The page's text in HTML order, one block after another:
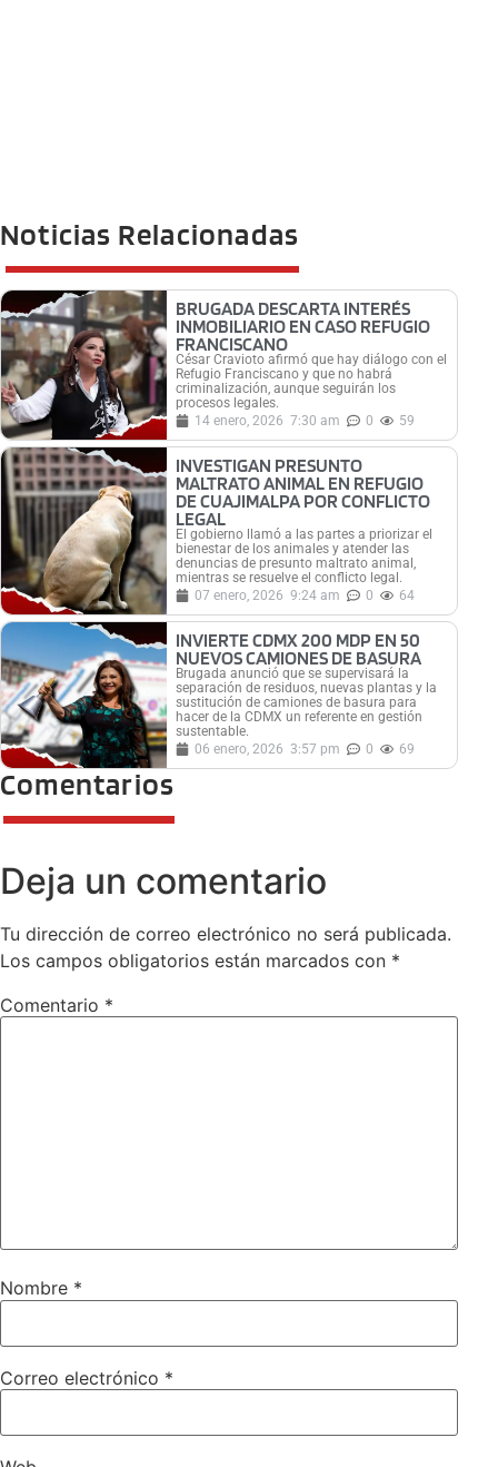
Noticias Relacionadas
BRUGADA DESCARTA INTERÉS
INMOBILIARIO EN CASO REFUGIO
FRANCISCANO
César Cravioto afirmó que hay diálogo con el
Refugio Franciscano y que no habrá
criminalización, aunque seguirán los
procesos legales.
14 enero, 2026 7:30 am 0 59
INVESTIGAN PRESUNTO
MALTRATO ANIMAL EN REFUGIO
DE CUAJIMALPA POR CONFLICTO
LEGAL
El gobierno llamó a las partes a priorizar el
bienestar de los animales y atender las
denuncias de presunto maltrato animal,
mientras se resuelve el conflicto legal.
07 enero, 2026 9:24 am 0 64
INVIERTE CDMX 200 MDP EN 50
NUEVOS CAMIONES DE BASURA
Brugada anunció que se supervisará la
separación de residuos, nuevas plantas y la
sustitución de camiones de basura para
hacer de la CDMX un referente en gestión
sustentable.
06 enero, 2026 3:57 pm 0 69
Comentarios
Deja un comentario
Tu dirección de correo electrónico no será publicada.
Los campos obligatorios están marcados con *
Comentario *
Nombre *
Correo electrónico *